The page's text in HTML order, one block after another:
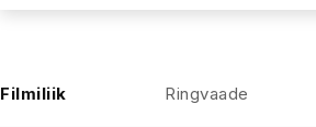
Filmiliik Ringvaade